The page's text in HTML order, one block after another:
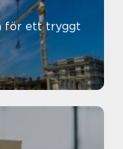
för ett tryggt